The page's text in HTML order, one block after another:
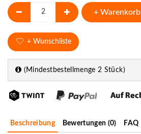
+ Warenkorb
+ Wunschliste
(Mindestbestellmenge 2 Stück)
Beschreibung Bewertungen (0) FAQ